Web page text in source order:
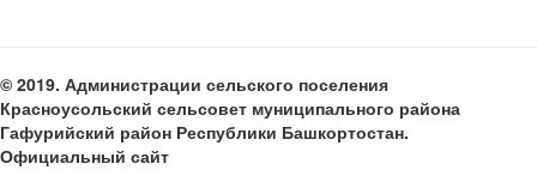
© 2019. Администрации сельского поселения
Красноусольский сельсовет муниципального района
Гафурийский район Республики Башкортостан.
Официальный сайт